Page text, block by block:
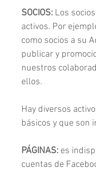
SOCIOS: Los
activos. Por
como socios a su
publicar y
nuestros
ellos.
Hay diversos
básicos y que son
PÁGINAS: es
cuentas de